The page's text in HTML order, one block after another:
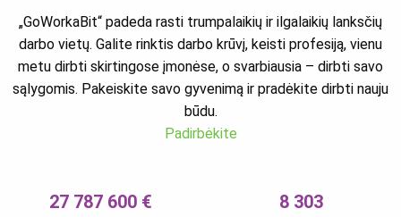
„GoWorkaBit“ padeda rasti trumpalaikių ir ilgalaikių lanksčių
darbo vietų. Galite rinktis darbo krūvį, keisti profesiją, vienu
metu dirbti skirtingose įmonėse, o svarbiausia – dirbti savo
sąlygomis. Pakeiskite savo gyvenimą ir pradėkite dirbti nauju
būdu.
Padirbėkite
27 787 600 € 8 303